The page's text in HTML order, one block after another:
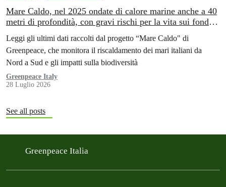
Mare Caldo, nel 2025 ondate di calore marine anche a 40
metri di profondità, con gravi rischi per la vita sui fondali
Leggi gli ultimi dati raccolti dal progetto “Mare Caldo" di
Greenpeace, che monitora il riscaldamento dei mari italiani da
Nord a Sud e gli impatti sulla biodiversità
Greenpeace Italy
28 Luglio 2026
See all posts
Greenpeace Italia